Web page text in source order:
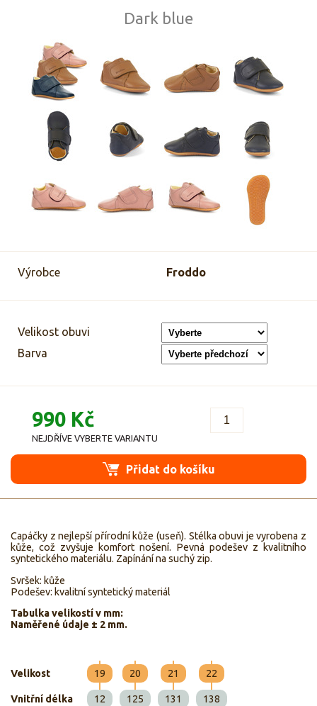
Dark blue
Výrobce Froddo
Velikost obuvi
Barva
990 Kč
NEJDŘÍVE VYBERTE VARIANTU
Přidat do košíku
Capáčky z nejlepší přírodní kůže (useň). Stélka obuvi je vyrobena z
kůže, což zvyšuje komfort nošení. Pevná podešev z kvalitního
syntetického materiálu. Zapínání na suchý zip.
Svršek: kůže
Podešev: kvalitní syntetický materiál
Tabulka velikostí v mm:
Naměřené údaje ± 2 mm.
Velikost 19 20 21 22
Vnitřní délka 12 125 131 138